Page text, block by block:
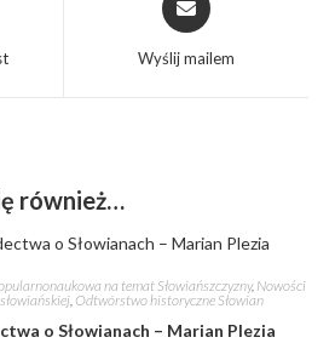
Wyślij mailem
również…
na temat Słowiańszczyzny, Nowości
, Odtwórstwo historyczne Słowian
o Słowianach – Marian Plezia